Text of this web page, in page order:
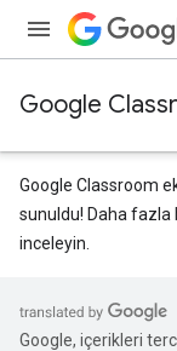
Google
Google Classroom
sunuldu! Daha
inceleyin.
Google, içerikleri